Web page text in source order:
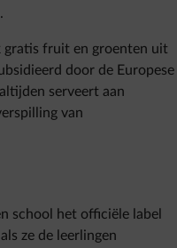
gratis fruit en groenten uit
door de Europese
serveert aan
van
school het officiële label
ze de leerlingen